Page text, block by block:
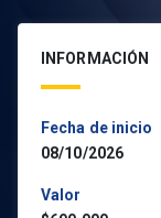
INFORMACIÓN
Fecha de inicio
08/10/2026
Valor